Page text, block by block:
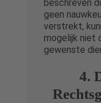
beschreven
geen
verstrekt,
mogelijk niet
gewenste
4.